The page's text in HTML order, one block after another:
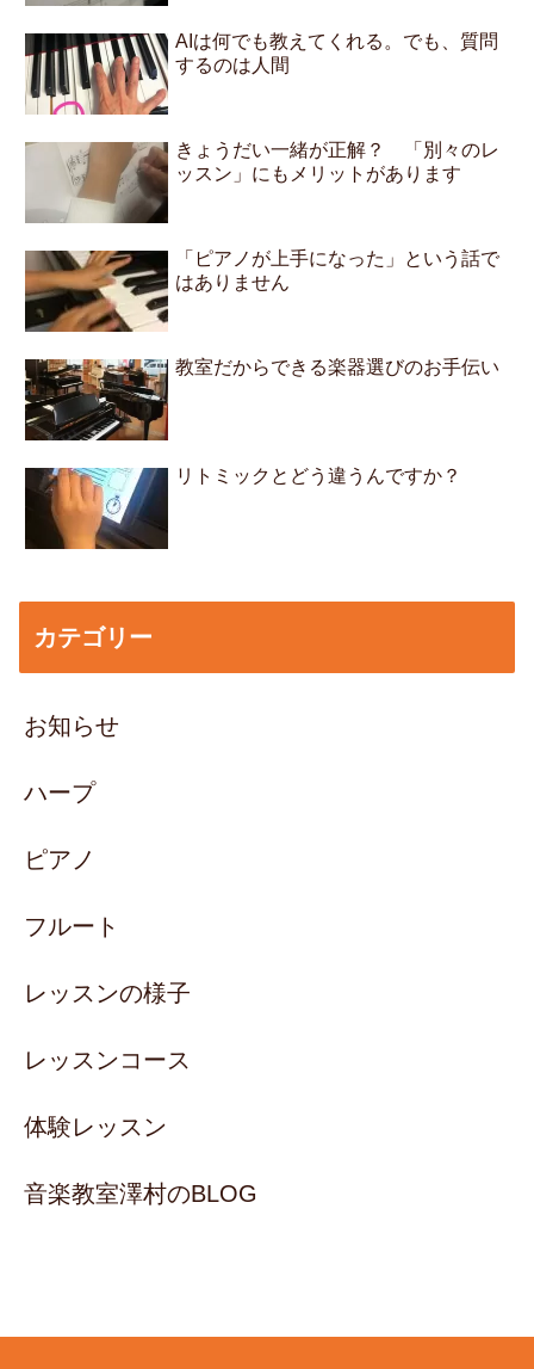
AIは何でも教えてくれる。でも、質問
するのは人間
きょうだい一緒が正解？ 「別々のレ
ッスン」にもメリットがあります
「ピアノが上手になった」という話で
はありません
教室だからできる楽器選びのお手伝い
リトミックとどう違うんですか？
カテゴリー
お知らせ
ハープ
ピアノ
フルート
レッスンの様子
レッスンコース
体験レッスン
音楽教室澤村のBLOG